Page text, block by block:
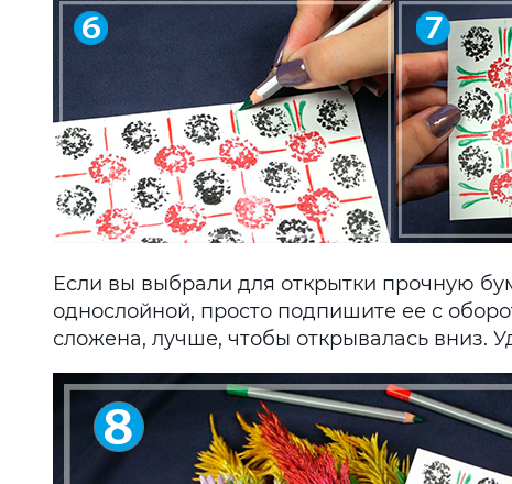
Если вы выбрали для открытки прочную
однослойной, просто подпишите ее с
сложена, лучше, чтобы открывалась вниз.